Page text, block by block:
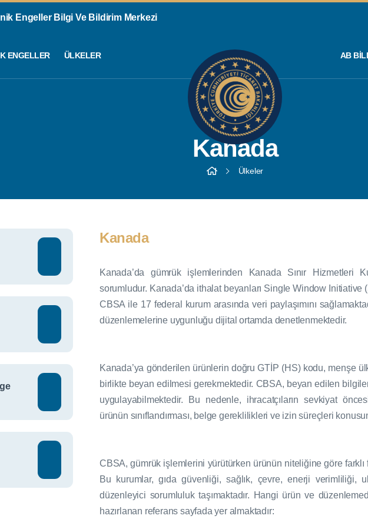
Engeller Bilgi Ve Bildirim Merkezi
ENGELLER ÜLKELER AB
Kanada
Ülkeler
Kanada
Kanada’da gümrük işlemlerinden Kanada Sınır
sorumludur. Kanada’da ithalat beyanları Single Window
CBSA ile 17 federal kurum arasında veri paylaşımını
düzenlemelerine uygunluğu dijital ortamda denetlenmektedir.
Kanada’ya gönderilen ürünlerin doğru GTİP (HS) kodu, menşe
birlikte beyan edilmesi gerekmektedir. CBSA, beyan edilen
uygulayabilmektedir. Bu nedenle, ihracatçıların sevkiyat
ürünün sınıflandırması, belge gereklilikleri ve izin süreçleri
CBSA, gümrük işlemlerini yürütürken ürünün niteliğine göre
Bu kurumlar, gıda güvenliği, sağlık, çevre, enerji verimliliği,
düzenleyici sorumluluk taşımaktadır. Hangi ürün ve
hazırlanan referans sayfada yer almaktadır: